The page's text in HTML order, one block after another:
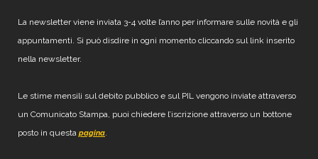
La newsletter viene inviata 3-4 volte l’anno per informare sulle novità e gli
appuntamenti. Si può disdire in ogni momento cliccando sul link inserito
nella newsletter.
Le stime mensili sul debito pubblico e sul PIL vengono inviate attraverso
un Comunicato Stampa, puoi chiedere l’iscrizione attraverso un bottone
posto in questa pagina.